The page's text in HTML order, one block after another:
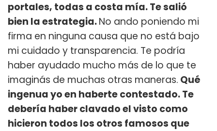
portales, todas a costa mía. Te salió
bien la estrategia.No ando poniendo mi
firma en ninguna causa que no está bajo
mi cuidado y transparencia. Te podría
haber ayudado mucho más de lo que te
imaginás de muchas otras maneras. Qué
ingenua yo en haberte contestado. Te
debería haber clavado el visto como
hicieron todos los otros famosos que